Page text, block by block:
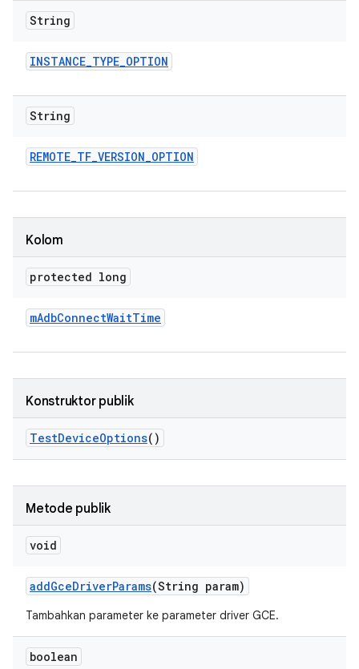
String
INSTANCE_TYPE_OPTION
String
REMOTE_TF_VERSION_OPTION
Kolom
protected long
mAdbConnectWaitTime
Konstruktor publik
TestDeviceOptions()
Metode publik
void
addGceDriverParams(String param)
Tambahkan parameter ke parameter driver GCE.
boolean